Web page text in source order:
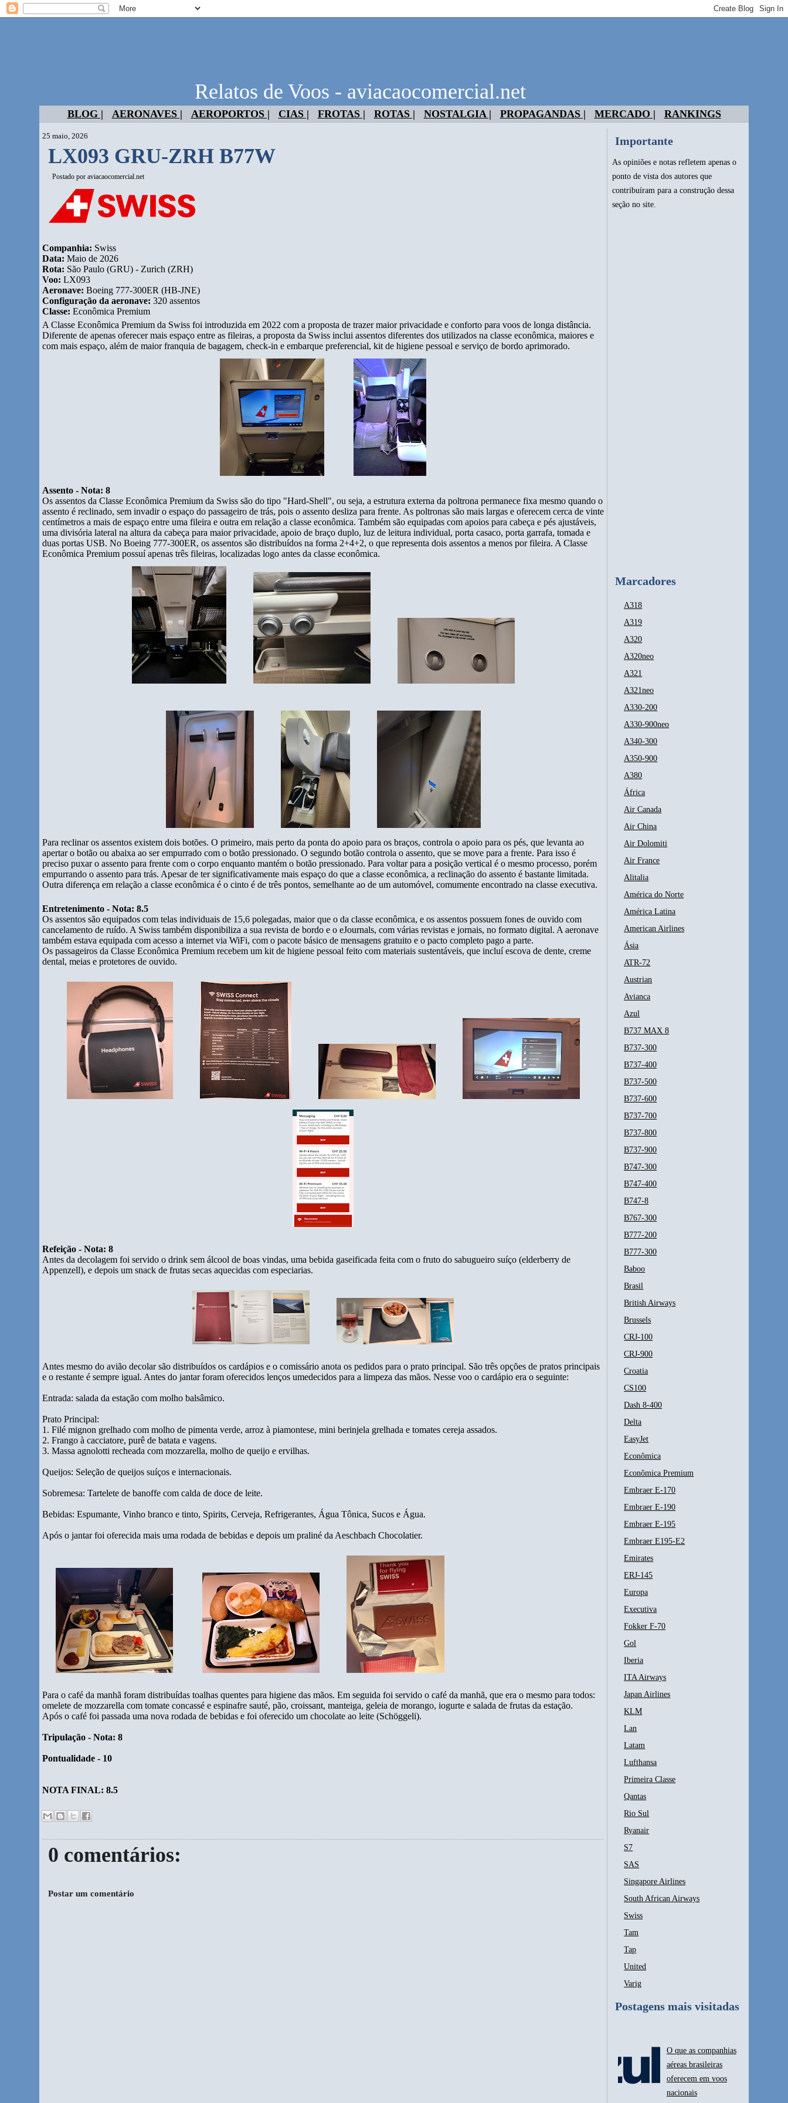
Relatos de Voos - aviacaocomercial.net
BLOG | AERONAVES | AEROPORTOS | CIAS | FROTAS | ROTAS | NOSTALGIA | PROPAGANDAS | MERCADO | RANKINGS
25 maio, 2026
LX093 GRU-ZRH B77W
Postado poraviacaocomercial.net
Companhia: Swiss
Data: Maio de 2026
Rota: São Paulo (GRU) - Zurich (ZRH)
Voo: LX093
Aeronave: Boeing 777-300ER (HB-JNE)
Configuração da aeronave: 320 assentos
Classe: Econômica Premium
A Classe Econômica Premium da Swiss foi introduzida em 2022 com a proposta de trazer maior privacidade e conforto para voos de longa distância.
Diferente de apenas oferecer mais espaço entre as fileiras, a proposta da Swiss inclui assentos diferentes dos utilizados na classe econômica, maiores e
com mais espaço, além de maior franquia de bagagem, check-in e embarque preferencial, kit de higiene pessoal e serviço de bordo aprimorado.
Assento - Nota: 8
Os assentos da Classe Econômica Premium da Swiss são do tipo "Hard-Shell", ou seja, a estrutura externa da poltrona permanece fixa mesmo quando o
assento é reclinado, sem invadir o espaço do passageiro de trás, pois o assento desliza para frente. As poltronas são mais largas e oferecem cerca de vinte
centímetros a mais de espaço entre uma fileira e outra em relação a classe econômica. Também são equipadas com apoios para cabeça e pés ajustáveis,
uma divisória lateral na altura da cabeça para maior privacidade, apoio de braço duplo, luz de leitura individual, porta casaco, porta garrafa, tomada e
duas portas USB. No Boeing 777-300ER, os assentos são distribuídos na forma 2+4+2, o que representa dois assentos a menos por fileira. A Classe
Econômica Premium possuí apenas três fileiras, localizadas logo antes da classe econômica.
Para reclinar os assentos existem dois botões. O primeiro, mais perto da ponta do apoio para os braços, controla o apoio para os pés, que levanta ao
apertar o botão ou abaixa ao ser empurrado com o botão pressionado. O segundo botão controla o assento, que se move para a frente. Para isso é
preciso puxar o assento para frente com o corpo enquanto mantém o botão pressionado. Para voltar para a posição vertical é o mesmo processo, porém
empurrando o assento para trás. Apesar de ter significativamente mais espaço do que a classe econômica, a reclinação do assento é bastante limitada.
Outra diferença em relação a classe econômica é o cinto é de três pontos, semelhante ao de um automóvel, comumente encontrado na classe executiva.
Entretenimento - Nota: 8.5
Os assentos são equipados com telas individuais de 15,6 polegadas, maior que o da classe econômica, e os assentos possuem fones de ouvido com
cancelamento de ruído. A Swiss também disponibiliza a sua revista de bordo e o eJournals, com várias revistas e jornais, no formato digital. A aeronave
também estava equipada com acesso a internet via WiFi, com o pacote básico de mensagens gratuito e o pacto completo pago a parte.
Os passageiros da Classe Econômica Premium recebem um kit de higiene pessoal feito com materiais sustentáveis, que incluí escova de dente, creme
dental, meias e protetores de ouvido.
Refeição - Nota: 8
Antes da decolagem foi servido o drink sem álcool de boas vindas, uma bebida gaseificada feita com o fruto do sabugueiro suíço (elderberry de
Appenzell), e depois um snack de frutas secas aquecidas com especiarias.
Antes mesmo do avião decolar são distribuídos os cardápios e o comissário anota os pedidos para o prato principal. São três opções de pratos principais
e o restante é sempre igual. Antes do jantar foram oferecidos lenços umedecidos para a limpeza das mãos. Nesse voo o cardápio era o seguinte:
Entrada: salada da estação com molho balsâmico.
Prato Principal:
1. Filé mignon grelhado com molho de pimenta verde, arroz à piamontese, mini berinjela grelhada e tomates cereja assados.
2. Frango à cacciatore, purê de batata e vagens.
3. Massa agnolotti recheada com mozzarella, molho de queijo e ervilhas.
Queijos: Seleção de queijos suíços e internacionais.
Sobremesa: Tartelete de banoffe com calda de doce de leite.
Bebidas: Espumante, Vinho branco e tinto, Spirits, Cerveja, Refrigerantes, Água Tônica, Sucos e Água.
Após o jantar foi oferecida mais uma rodada de bebidas e depois um praliné da Aeschbach Chocolatier.
Para o café da manhã foram distribuídas toalhas quentes para higiene das mãos. Em seguida foi servido o café da manhã, que era o mesmo para todos:
omelete de mozzarella com tomate concassé e espinafre sauté, pão, croissant, manteiga, geleia de morango, iogurte e salada de frutas da estação.
Após o café foi passada uma nova rodada de bebidas e foi oferecido um chocolate ao leite (Schöggeli).
Tripulação - Nota: 8
Pontualidade - 10
NOTA FINAL: 8.5
0 comentários:
Postar um comentário
Importante
As opiniões e notas refletem apenas o
ponto de vista dos autores que
contribuíram para a construção dessa
seção no site.
Marcadores
A318
A319
A320
A320neo
A321
A321neo
A330-200
A330-900neo
A340-300
A350-900
A380
África
Air Canada
Air China
Air Dolomiti
Air France
Alitalia
América do Norte
América Latina
American Airlines
Ásia
ATR-72
Austrian
Avianca
Azul
B737 MAX 8
B737-300
B737-400
B737-500
B737-600
B737-700
B737-800
B737-900
B747-300
B747-400
B747-8
B767-300
B777-200
B777-300
Baboo
Brasil
British Airways
Brussels
CRJ-100
CRJ-900
Croatia
CS100
Dash 8-400
Delta
EasyJet
Econômica
Econômica Premium
Embraer E-170
Embraer E-190
Embraer E-195
Embraer E195-E2
Emirates
ERJ-145
Europa
Executiva
Fokker F-70
Gol
Iberia
ITA Airways
Japan Airlines
KLM
Lan
Latam
Lufthansa
Primeira Classe
Qantas
Rio Sul
Ryanair
S7
SAS
Singapore Airlines
South African Airways
Swiss
Tam
Tap
United
Varig
Postagens mais visitadas
O que as companhias
aéreas brasileiras
oferecem em voos
nacionais